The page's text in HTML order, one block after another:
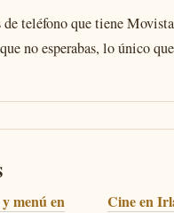
de teléfono que tiene
no esperabas, lo único
menú en
Cine en